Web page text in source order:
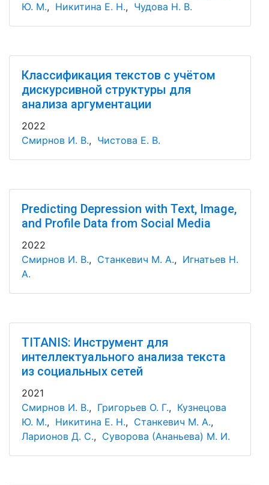
Ю. М., Никитина Е. Н., Чудова Н. В.
Классификация текстов с учётом
дискурсивной структуры для
анализа аргументации
2022
Смирнов И. В., Чистова Е. В.
Predicting Depression with Text, Image,
and Profile Data from Social Media
2022
Смирнов И. В., Станкевич М. А., Игнатьев Н.
А.
TITANIS: Инструмент для
интеллектуального анализа текста
из социальных сетей
2021
Смирнов И. В., Григорьев О. Г., Кузнецова
Ю. М., Никитина Е. Н., Станкевич М. А.,
Ларионов Д. С., Суворова (Ананьева) М. И.